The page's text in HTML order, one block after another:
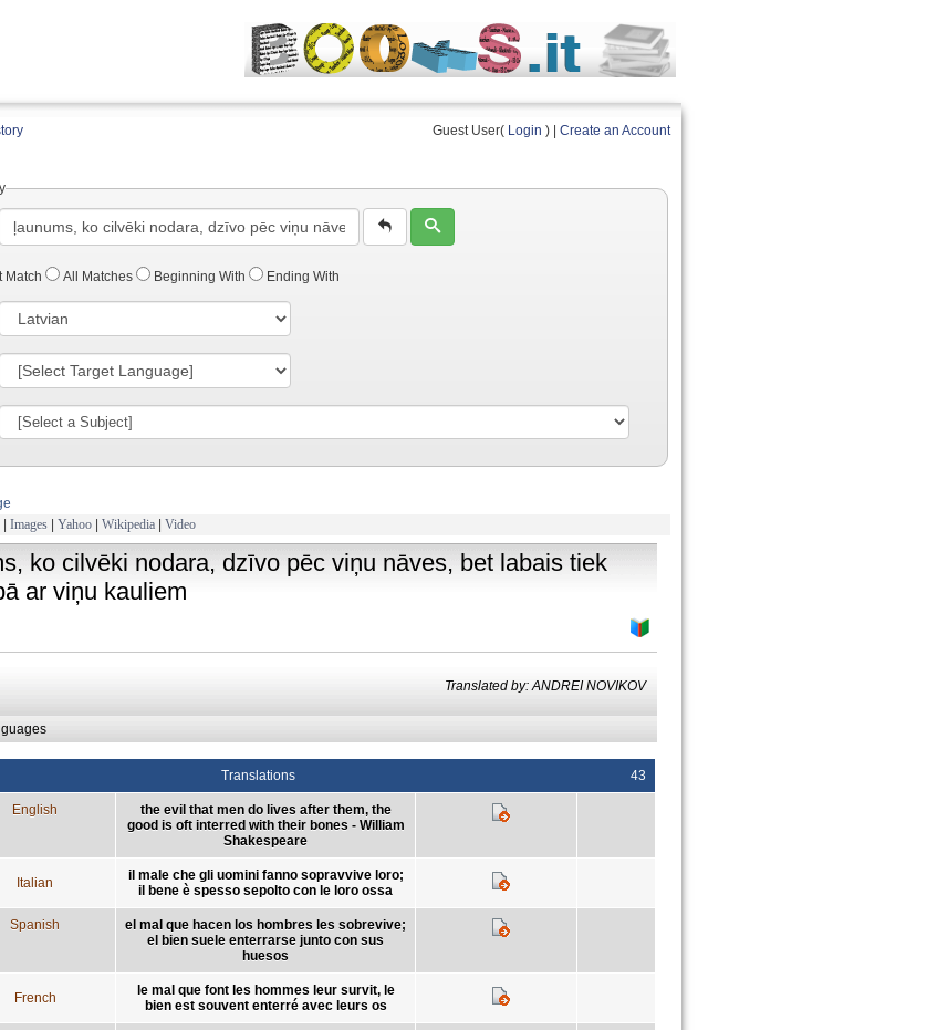
Guest User( Login ) | Create an Account
Match All Matches Beginning With Ending With
| Images | Yahoo | Wikipedia | Video
ko cilvēki nodara, dzīvo pēc viņu nāves, bet labais tiek
ar viņu kauliem
Translated by: ANDREI NOVIKOV
Translations 43
English
the evil that men do lives after them, the
good is oft interred with their bones - William
Shakespeare
Italian
il male che gli uomini fanno sopravvive loro;
il bene è spesso sepolto con le loro ossa
Spanish
el mal que hacen los hombres les sobrevive;
el bien suele enterrarse junto con sus
huesos
French
le mal que font les hommes leur survit, le
bien est souvent enterré avec leurs os